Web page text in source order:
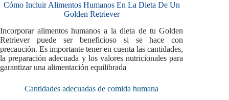
Cómo Incluir Alimentos Humanos En La Dieta De Un
Golden Retriever
Incorporar alimentos humanos a la dieta de tu Golden
Retriever puede ser beneficioso si se hace con
precaución. Es importante tener en cuenta las cantidades,
la preparación adecuada y los valores nutricionales para
garantizar una alimentación equilibrada
Cantidades adecuadas de comida humana